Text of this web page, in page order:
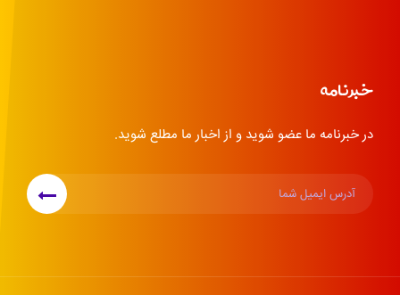
خبرنامه
در خبرنامه ما عضو شوید و از اخبار ما مطلع شوید.